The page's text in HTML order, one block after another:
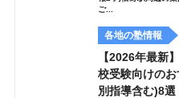
ご...
各地の塾情報
【2026年最新
校受験向けの
別指導含む)8選